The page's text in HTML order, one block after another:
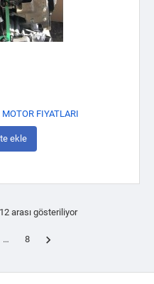
FIYATLARI
ekle
arası gösteriliyor
… 8 